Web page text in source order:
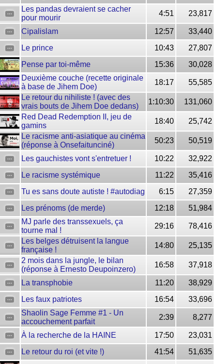
Les pandas devraient se cacher
pour mourir
4:51 23,817
Cipalislam 12:57
33,440
Le prince
10:43
27,807
Pense par toi-même
15:36
30,028
Deuxième couche (recette originale
à base de Jihem Doe)
18:17
55,585
Le retour du nihiliste ! (avec des
vrais bouts de Jihem Doe dedans)
1:10:30
131,060
Red Dead Redemption II, jeu de
gamins
18:40
25,742
Le racisme anti-asiatique au cinéma
(réponse à Onsefaitunciné)
50:23 50,519
Les gauchistes vont s'entretuer ! 10:22
32,922
Le racisme systémique
11:22
35,416
Tu es sans doute autiste ! #autodiag
6:15
27,359
Les prénoms (de merde)
12:18
51,984
MJ parle des transsexuels, ça
tourne mal !
29:16
78,416
Les belges détruisent la langue
française !
14:80
25,135
2 mois dans la jungle, le bilan
(réponse à Ernesto Deupoinzero)
16:58 37,918
La transphobie 11:20
38,929
Les faux patriotes
16:54
33,696
Shaolin Sage Femme #1 - Un
accouchement parfait
2:39 8,277
À la recherche de la HAINE 17:50
23,031
Le retour du roi (et vite !)
41:54 51,635